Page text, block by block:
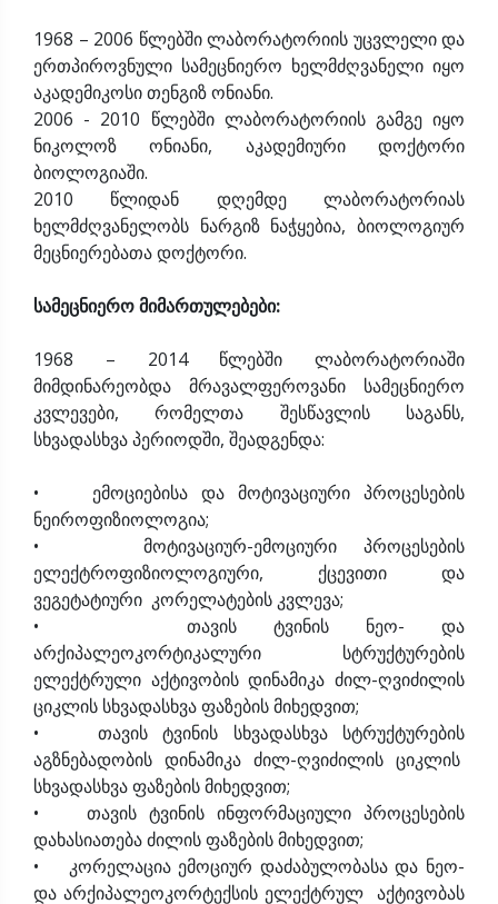
1968 – 2006 წლებში ლაბორატორიის უცვლელი და
ერთპიროვნული სამეცნიერო ხელმძღვანელი იყო
აკადემიკოსი თენგიზ ონიანი.
2006 - 2010 წლებში ლაბორატორიის გამგე იყო
ნიკოლოზ ონიანი, აკადემიური დოქტორი
ბიოლოგიაში.
2010 წლიდან დღემდე ლაბორატორიას
ხელმძღვანელობს ნარგიზ ნაჭყებია, ბიოლოგიურ
მეცნიერებათა დოქტორი.
სამეცნიერო მიმართულებები:
1968 – 2014 წლებში ლაბორატორიაში
მიმდინარეობდა მრავალფეროვანი სამეცნიერო
კვლევები, რომელთა შესწავლის საგანს,
სხვადასხვა პერიოდში, შეადგენდა:
• ემოციებისა და მოტივაციური პროცესების
ნეიროფიზიოლოგია;
• მოტივაციურ-ემოციური პროცესების
ელექტროფიზიოლოგიური, ქცევითი და
ვეგეტატიური კორელატების კვლევა;
• თავის ტვინის ნეო- და
არქიპალეოკორტიკალური სტრუქტურების
ელექტრული აქტივობის დინამიკა ძილ-ღვიძილის
ციკლის სხვადასხვა ფაზების მიხედვით;
• თავის ტვინის სხვადასხვა სტრუქტურების
აგზნებადობის დინამიკა ძილ-ღვიძილის ციკლის
სხვადასხვა ფაზების მიხედვით;
• თავის ტვინის ინფორმაციული პროცესების
დახასიათება ძილის ფაზების მიხედვით;
• კორელაცია ემოციურ დაძაბულობასა და ნეო-
და არქიპალეოკორტექსის ელექტრულ აქტივობას